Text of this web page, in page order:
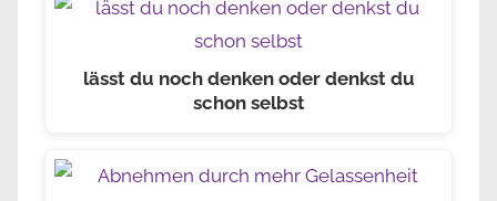
lässt du noch denken oder denkst du
schon selbst